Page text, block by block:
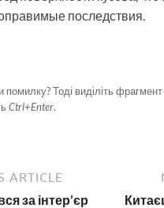
последствия.
Тоді виділіть фрагмент
Ctrl+Enter.
ARTICLE
за інтер’єр